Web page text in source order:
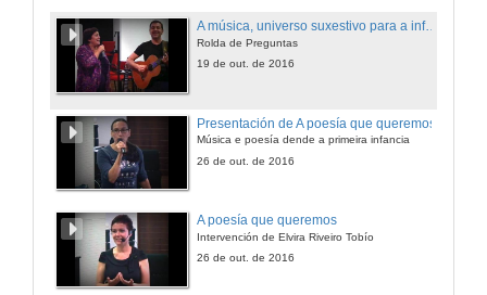
A música, universo suxestivo para a infancia
Rolda de Preguntas
19 de out. de 2016
Presentación de A poesía que queremos
Música e poesía dende a primeira infancia
26 de out. de 2016
A poesía que queremos
Intervención de Elvira Riveiro Tobío
26 de out. de 2016